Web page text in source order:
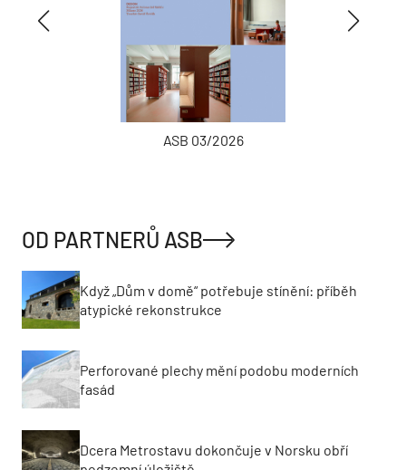
ASB 03/2026
OD PARTNERŮ ASB
Když „Dům v domě“ potřebuje stínění: příběh
atypické rekonstrukce
Perforované plechy mění podobu moderních
fasád
Dcera Metrostavu dokončuje v Norsku obří